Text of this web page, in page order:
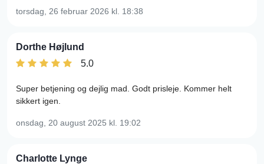
torsdag, 26 februar 2026 kl. 18:38
Dorthe Højlund
5.0
Super betjening og dejlig mad. Godt prisleje. Kommer helt
sikkert igen.
onsdag, 20 august 2025 kl. 19:02
Charlotte Lynge